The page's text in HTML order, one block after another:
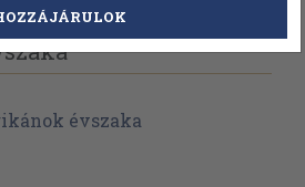
Válasszon példányt